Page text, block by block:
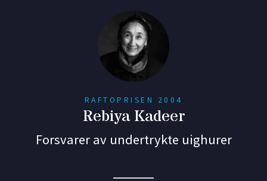
RAFTOPRISEN 2004
Rebiya Kadeer
Forsvarer av undertrykte uighurer